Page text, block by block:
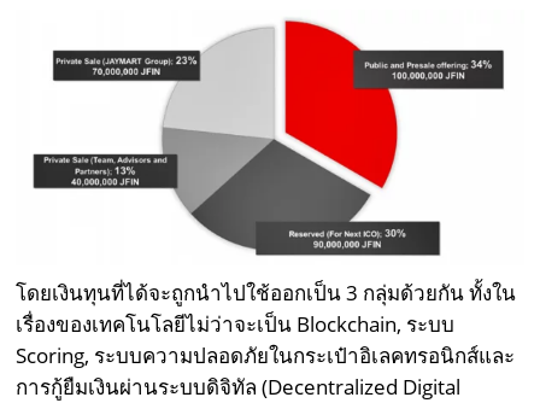
โดยเงินทุนที่ได้จะถูกนำไปใช้ออกเป็น 3 กลุ่มด้วยกัน ทั้งใน
เรื่องของเทคโนโลยีไม่ว่าจะเป็น Blockchain, ระบบ
Scoring, ระบบความปลอดภัยในกระเป๋าอิเลคทรอนิกส์และ
การกู้ยืมเงินผ่านระบบดิจิทัล (Decentralized Digital